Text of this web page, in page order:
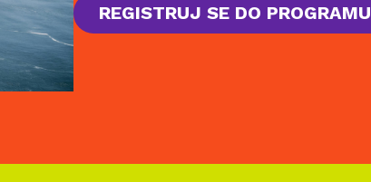
REGISTRUJ SE DO PROGRAMU